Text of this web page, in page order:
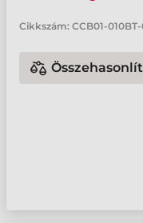
Cikkszám: CCB01-